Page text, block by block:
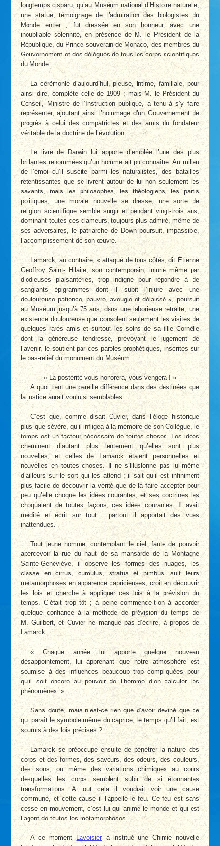
longtemps disparu, qu’au Muséum national d’Histoire naturelle,
une statue, témoignage de l’admiration des biologistes du
Monde entier , fut dressée en son honneur, avec une
inoubliable solennité, en présence de M. le Président de la
République, du Prince souverain de Monaco, des membres du
Gouvernement et des délégués de tous les corps scientifiques
du Monde.
La cérémonie d’aujourd’hui, pieuse, intime, familiale, pour
ainsi dire, complète celle de 1909 ; mais M. le Président du
Conseil, Ministre de l’Instruction publique, a tenu à s’y faire
représenter, ajoutant ainsi l’hommage d’un Gouvernement de
progrès à celui des compatriotes et des amis du fondateur
véritable de la doctrine de l’évolution.
Le livre de Darwin lui apporte d’emblée l’une des plus
brillantes renommées qu’un homme ait pu connaître. Au milieu
de l’émoi qu’il suscite parmi les naturalistes, des batailles
retentissantes que se livrent autour de lui non seulement les
savants, mais les philosophes, les théologiens, les partis
politiques, une morale nouvelle se dresse, une sorte de
religion scientifique semble surgir et pendant vingt-trois ans,
dominant toutes ces clameurs, toujours plus admiré, même de
ses adversaires, le patriarche de Down poursuit, impassible,
l’accomplissement de son œuvre.
Lamarck, au contraire, « attaqué de tous côtés, dit Étienne
Geoffroy Saint- Hilaire, son contemporain, injurié même par
d’odieuses plaisanteries, trop indigné pour répondre à de
sanglants épigrammes dont il subit l’injure avec une
douloureuse patience, pauvre, aveugle et délaissé », poursuit
au Muséum jusqu’à 75 ans, dans une laborieuse retraite, une
existence douloureuse que consolent seulement les visites de
quelques rares amis et surtout les soins de sa fille Cornélie
dont la généreuse tendresse, prévoyant le jugement de
l’avenir, le soutient par ces paroles prophétiques, inscrites sur
le bas-relief du monument du Muséum :
« La postérité vous honorera, vous vengera ! »
A quoi tient une pareille différence dans des destinées que
la justice aurait voulu si semblables.
C’est que, comme disait Cuvier, dans l’éloge historique
plus que sévère, qu’il infligea à la mémoire de son Collègue, le
temps est un facteur nécessaire de toutes choses. Les idées
cheminent d’autant plus lentement qu’elles sont plus
nouvelles, et celles de Lamarck étaient personnelles et
nouvelles en toutes choses. Il ne s’illusionne pas lui-même
d’ailleurs sur le sort qui les attend ; il sait qu’il est infiniment
plus facile de découvrir la vérité que de la faire accepter pour
peu qu’elle choque les idées courantes, et ses doctrines les
choquaient de toutes façons, ces idées courantes. Il avait
médité et écrit sur tout : partout il apportait des vues
inattendues.
Tout jeune homme, contemplant le ciel, faute de pouvoir
apercevoir la rue du haut de sa mansarde de la Montagne
Sainte-Geneviève, il observe les formes des nuages, les
classe en cirrus, cumulus, stratus et nimbus, suit leurs
métamorphoses en apparence capricieuses, croit en découvrir
les lois et cherche à appliquer ces lois à la prévision du
temps. C’était trop tôt ; à peine commence-t-on à accorder
quelque confiance à la méthode de prévision du temps de
M. Guilbert, et Cuvier ne manque pas d’écrire, à propos de
Lamarck :
« Chaque année lui apporte quelque nouveau
désappointement, lui apprenant que notre atmosphère est
soumise à des influences beaucoup trop compliquées pour
qu’il soit encore au pouvoir de l’homme d’en calculer les
phénomènes. »
Sans doute, mais n’est-ce rien que d’avoir deviné que ce
qui paraît le symbole même du caprice, le temps qu’il fait, est
soumis à des lois précises ?
Lamarck se préoccupe ensuite de pénétrer la nature des
corps et des formes, des saveurs, des odeurs, des couleurs,
des sons, ou même des variations chimiques au cours
desquelles les corps semblent subir de si étonnantes
transformations. A tout cela il voudrait voir une cause
commune, et cette cause il l’appelle le feu. Ce feu est sans
cesse en mouvement, c’est lui qui anime le monde et qui est
l’agent de toutes les métamorphoses.
A ce moment Lavoisiera institué une Chimie nouvelle